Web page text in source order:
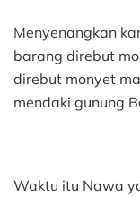
Menyenangkan
barang direbut
direbut monyet
mendaki gunung
Waktu itu Nawa